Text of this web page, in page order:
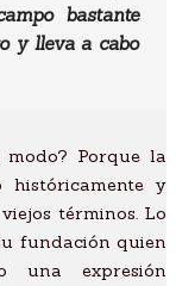
bastante
y lleva a cabo
Porque la
históricamente y
términos. Lo
fundación quien
una expresión